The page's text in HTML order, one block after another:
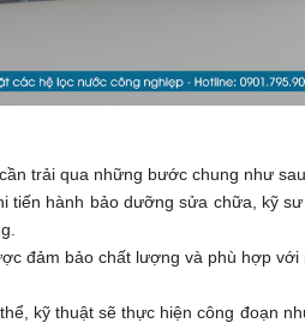
trải qua những bước chung như
hành bảo dưỡng sửa chữa, kỹ
đảm bảo chất lượng và phù hợp với
kỹ thuật sẽ thực hiện công đoạn